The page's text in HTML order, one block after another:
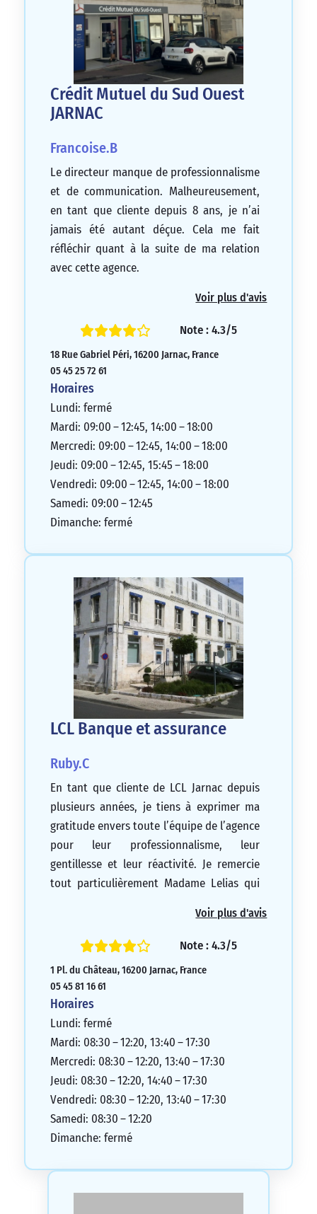
Crédit Mutuel du Sud Ouest
JARNAC
Francoise.B
Le directeur manque de professionnalisme
et de communication. Malheureusement,
en tant que cliente depuis 8 ans, je n’ai
jamais été autant déçue. Cela me fait
réfléchir quant à la suite de ma relation
avec cette agence.
Voir plus d'avis
Note : 4.3/5
18 Rue Gabriel Péri, 16200 Jarnac, France
05 45 25 72 61
Horaires
Lundi: fermé
Mardi: 09:00 – 12:45, 14:00 – 18:00
Mercredi: 09:00 – 12:45, 14:00 – 18:00
Jeudi: 09:00 – 12:45, 15:45 – 18:00
Vendredi: 09:00 – 12:45, 14:00 – 18:00
Samedi: 09:00 – 12:45
Dimanche: fermé
LCL Banque et assurance
Ruby.C
En tant que cliente de LCL Jarnac depuis
plusieurs années, je tiens à exprimer ma
gratitude envers toute l’équipe de l’agence
pour leur professionnalisme, leur
gentillesse et leur réactivité. Je remercie
tout particulièrement Madame Lelias qui
Voir plus d'avis
Note : 4.3/5
1 Pl. du Château, 16200 Jarnac, France
05 45 81 16 61
Horaires
Lundi: fermé
Mardi: 08:30 – 12:20, 13:40 – 17:30
Mercredi: 08:30 – 12:20, 13:40 – 17:30
Jeudi: 08:30 – 12:20, 14:40 – 17:30
Vendredi: 08:30 – 12:20, 13:40 – 17:30
Samedi: 08:30 – 12:20
Dimanche: fermé